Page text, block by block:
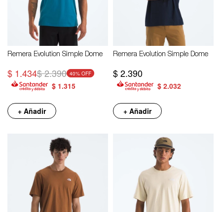
Remera Evolution Simple Dome
$ 1.434$2.390 40
$ 1.315
+ Añadir
Remera Evolution Simple Dome
$2.390
$ 2.032
+ Añadir